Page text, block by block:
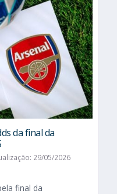
da final da
29/05/2026
final da